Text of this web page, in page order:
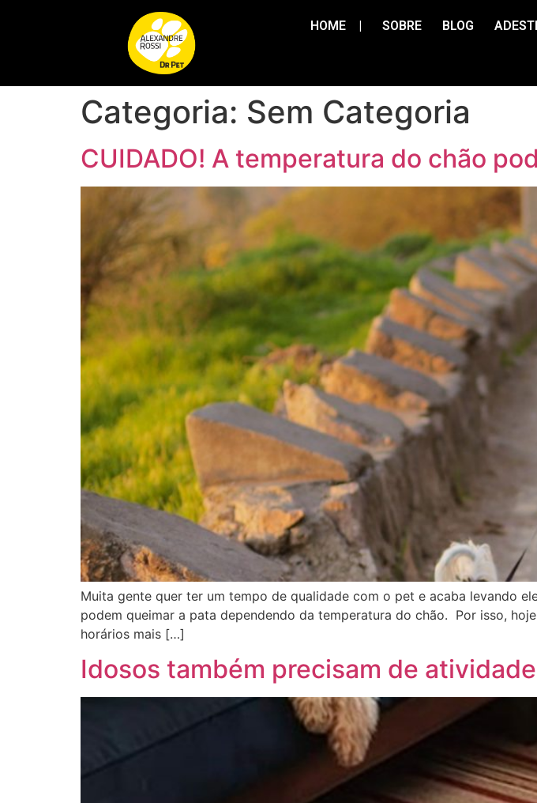
HOME | SOBRE BLOG
Categoria: Sem Categoria
CUIDADO! A temperatura do chão
Muita gente quer ter um tempo de qualidade com o pet e acaba levando
podem queimar a pata dependendo da temperatura do chão. Por isso,
horários mais […]
Idosos também precisam de atividade